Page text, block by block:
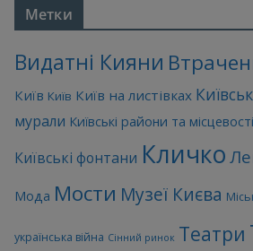
Метки
Видатні Кияни
Київ Київ Київ на листівках
мурали Київські райони та місцевості
Київські фонтани Кличко
Мода Мости Музеї Києва
українська війна Сінний ринок Театри